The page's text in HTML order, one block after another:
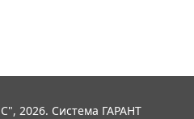
2026. Система ГАРАНТ